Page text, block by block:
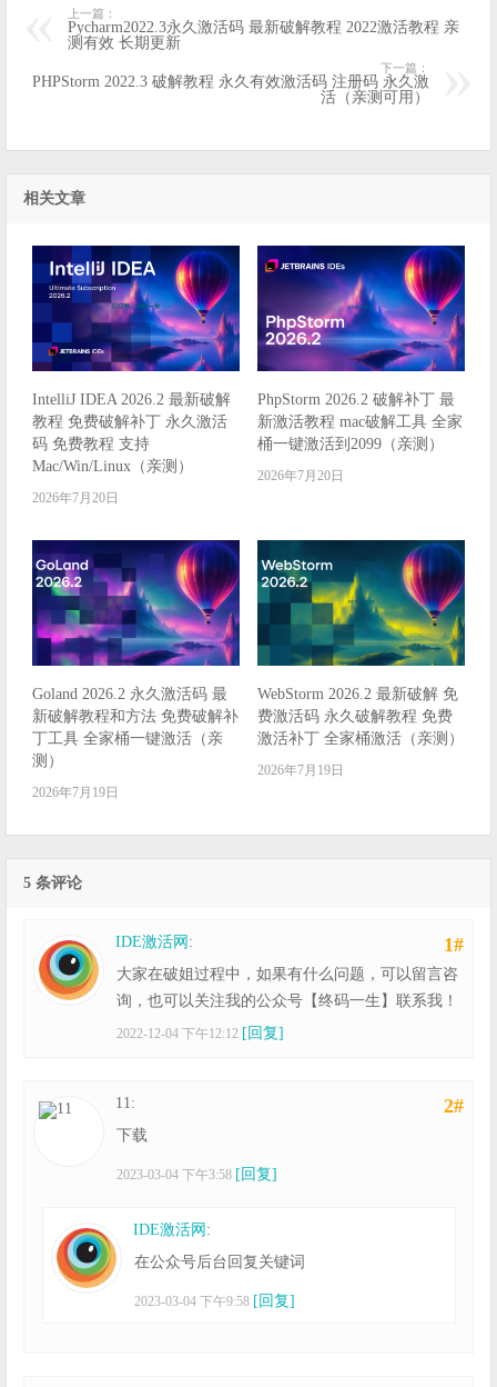
上一篇：
Pycharm2022.3永久激活码 最新破解教程 2022激活教程 亲
测有效 长期更新
下一篇：
PHPStorm 2022.3 破解教程 永久有效激活码 注册码 永久激
活（亲测可用）
相关文章
IntelliJ IDEA 2026.2 最新破解
教程 免费破解补丁 永久激活
码 免费教程 支持
Mac/Win/Linux（亲测）
2026年7月20日
PhpStorm 2026.2 破解补丁 最
新激活教程 mac破解工具 全家
桶一键激活到2099（亲测）
2026年7月20日
Goland 2026.2 永久激活码 最
新破解教程和方法 免费破解补
丁工具 全家桶一键激活（亲
测）
2026年7月19日
WebStorm 2026.2 最新破解 免
费激活码 永久破解教程 免费
激活补丁 全家桶激活（亲测）
2026年7月19日
5 条评论
1#
IDE激活网 :
大家在破姐过程中，如果有什么问题，可以留言咨
询，也可以关注我的公众号【终码一生】联系我！
2022-12-04 下午12:12 [回复]
2#
11:
下载
2023-03-04 下午3:58 [回复]
IDE激活网 :
在公众号后台回复关键词
2023-03-04 下午9:58 [回复]